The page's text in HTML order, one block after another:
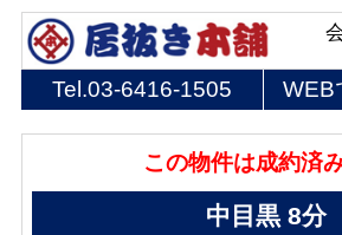
Tel.03-6416-1505 WEB
この物件は成約済
中目黒 8分